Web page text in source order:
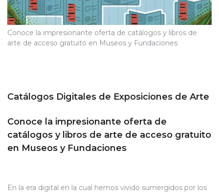
Conoce la impresionante oferta de catálogos y libros de
arte de acceso gratuito en Museos y Fundaciones
Catálogos Digitales de Exposiciones de Arte
Conoce la impresionante oferta de
catálogos y libros de arte de acceso gratuito
en Museos y Fundaciones
En la era digital en la cual hemos vivido sumergidos por los